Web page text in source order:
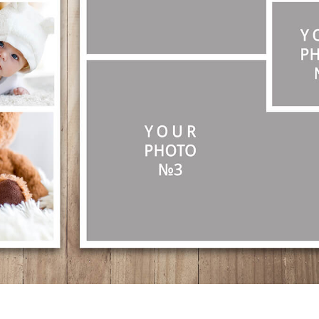
fototöötlus